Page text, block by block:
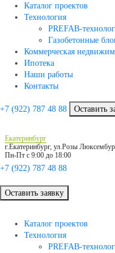
Каталог проектов
Технология
PREFAB-
Газобетонные
Коммерческая
Ипотека
Наши работы
Контакты
+7 (922) 787 48 88 Оставить
Екатеринбург
г.Екатеринбург, ул.Розы
Пн-Пт с 9:00 до 18:00
+7 (922) 787 48 88
Оставить заявку
Каталог проектов
Технология
PREFAB-